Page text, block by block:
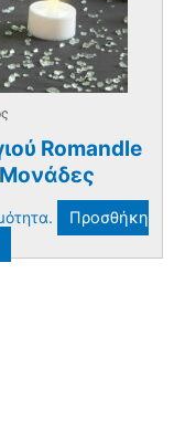
Romandle
Προσθήκη